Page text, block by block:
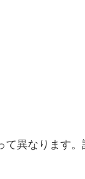
異なります